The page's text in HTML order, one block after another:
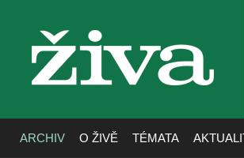
živa
ARCHIV O ŽIVĚ TÉMATA